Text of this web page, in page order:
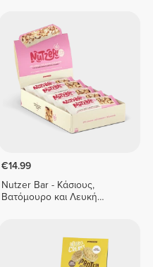
€14.99
Nutzer Bar - Κάσιους,
Βατόμουρο και Λευκή